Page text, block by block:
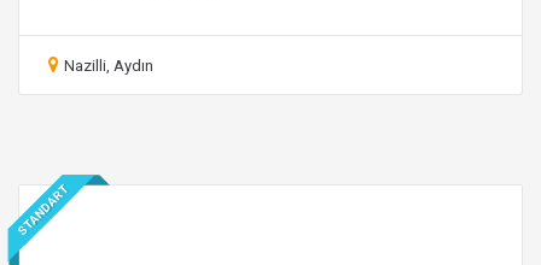
Nazilli, Aydın
STANDART